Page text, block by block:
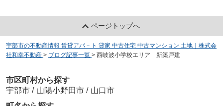
ページトップへ
宇部市の不動産情報 賃貸アパ－ト 貸家 中古住宅 中古マンション 土地｜株式会
社和幸不動産 > ブログ記事一覧 > 西岐波小学校エリア 新築戸建
市区町村から探す
宇部市 / 山陽小野田市 / 山口市